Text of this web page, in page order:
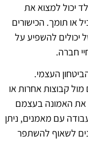
יכול למצוא את
או תומך. הכישורים
יכולים להשפיע על
חברה.
העצמי.
קבוצות אחרות או
את האמונה בעצמם
עם מאמנים, ניתן
לשאוף להשתפר